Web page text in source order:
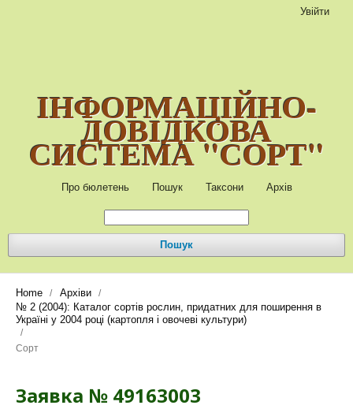
ІНФОРМАЦІЙНО-
ДОВІДКОВА
СИСТЕМА "СОРТ"
Про бюлетень Пошук Таксони Архів
Пошук
Увійти
Home / Архіви /
№ 2 (2004): Каталог сортів рослин, придатних для поширення в
Україні у 2004 році (картопля і овочеві культури)
/
Сорт
Заявка № 49163003